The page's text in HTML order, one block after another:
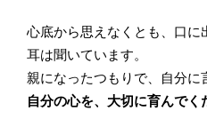
心底から思えなくとも、口に
耳は聞いています。
親になったつもりで、自分に
自分の心を、大切に育んでく